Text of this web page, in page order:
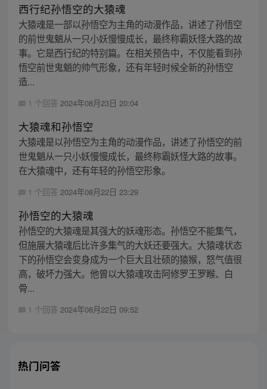
西行纪孙悟空的大猿魂
大猿魂是一部以孙悟空为主角的动漫作品，讲述了孙悟空
的前世鬼魈从一只小妖慢慢成长，最终称霸妖怪大路的故
事。它是西行纪的特别篇。在相关预告中，不仅能看到孙
悟空前世鬼魈的帅气形象，还有年轻时候全新的孙悟空
造...
1 个回答 2024年08月23日 20:04
大猿魂和孙悟空
大猿魂是以孙悟空为主角的动漫作品，讲述了孙悟空的前
世鬼魈从一只小妖慢慢成长，最终称霸妖怪大路的故事。
在大猿魂中，还有年轻的孙悟空形象。
1 个回答 2024年08月22日 23:29
孙悟空的大猿魂
孙悟空的大猿魂是其强大的妖魂形态。孙悟空不能集气，
但施展大猿魂后比许多集气的大妖还要强大。大猿魂状态
下的孙悟空会变身成为一个巨大且壮硕的猿猴，怒气值很
高，破坏力强大。他曾以大猿魂攻击阿修罗王罗睺、白
骨...
1 个回答 2024年08月22日 09:52
热门问答